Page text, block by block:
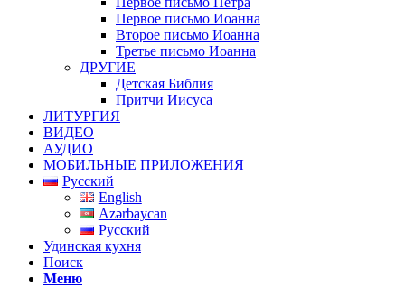
Первое письмо Иоанна
Второе письмо Иоанна
Третье письмо Иоанна
ДРУГИЕ
Детская Библия
Притчи Иисуса
ЛИТУРГИЯ
ВИДЕО
АУДИО
МОБИЛЬНЫЕ ПРИЛОЖЕНИЯ
Русский
English
Azərbaycan
Русский
Удинская кухня
Поиск
Меню